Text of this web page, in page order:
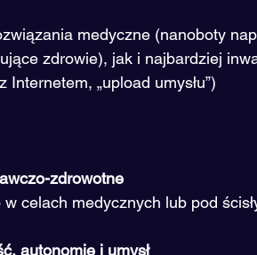
medyczne (nanoboty
zdrowie), jak i najbardziej
„upload umysłu”)
zdrowotne
celach medycznych lub pod
autonomię i umysł